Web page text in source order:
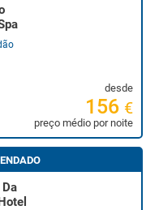
desde
156 €
preço médio por noite